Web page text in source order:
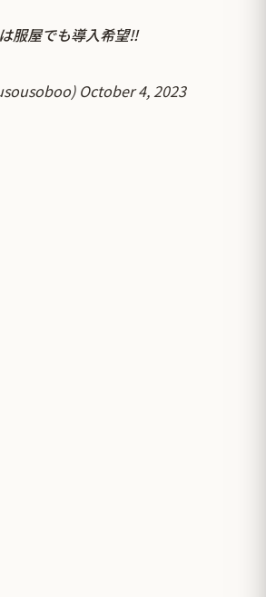
服屋でも導入希望‼︎
October 4, 2023